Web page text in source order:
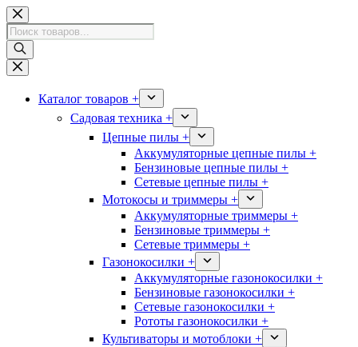
Перейти
к
сути
Поиск
товаров
Каталог товаров +
Садовая техника +
Цепные пилы +
Аккумуляторные цепные пилы +
Бензиновые цепные пилы +
Сетевые цепные пилы +
Мотокосы и триммеры +
Аккумуляторные триммеры +
Бензиновые триммеры +
Сетевые триммеры +
Газонокосилки +
Аккумуляторные газонокосилки +
Бензиновые газонокосилки +
Сетевые газонокосилки +
Рототы газонокосилки +
Культиваторы и мотоблоки +